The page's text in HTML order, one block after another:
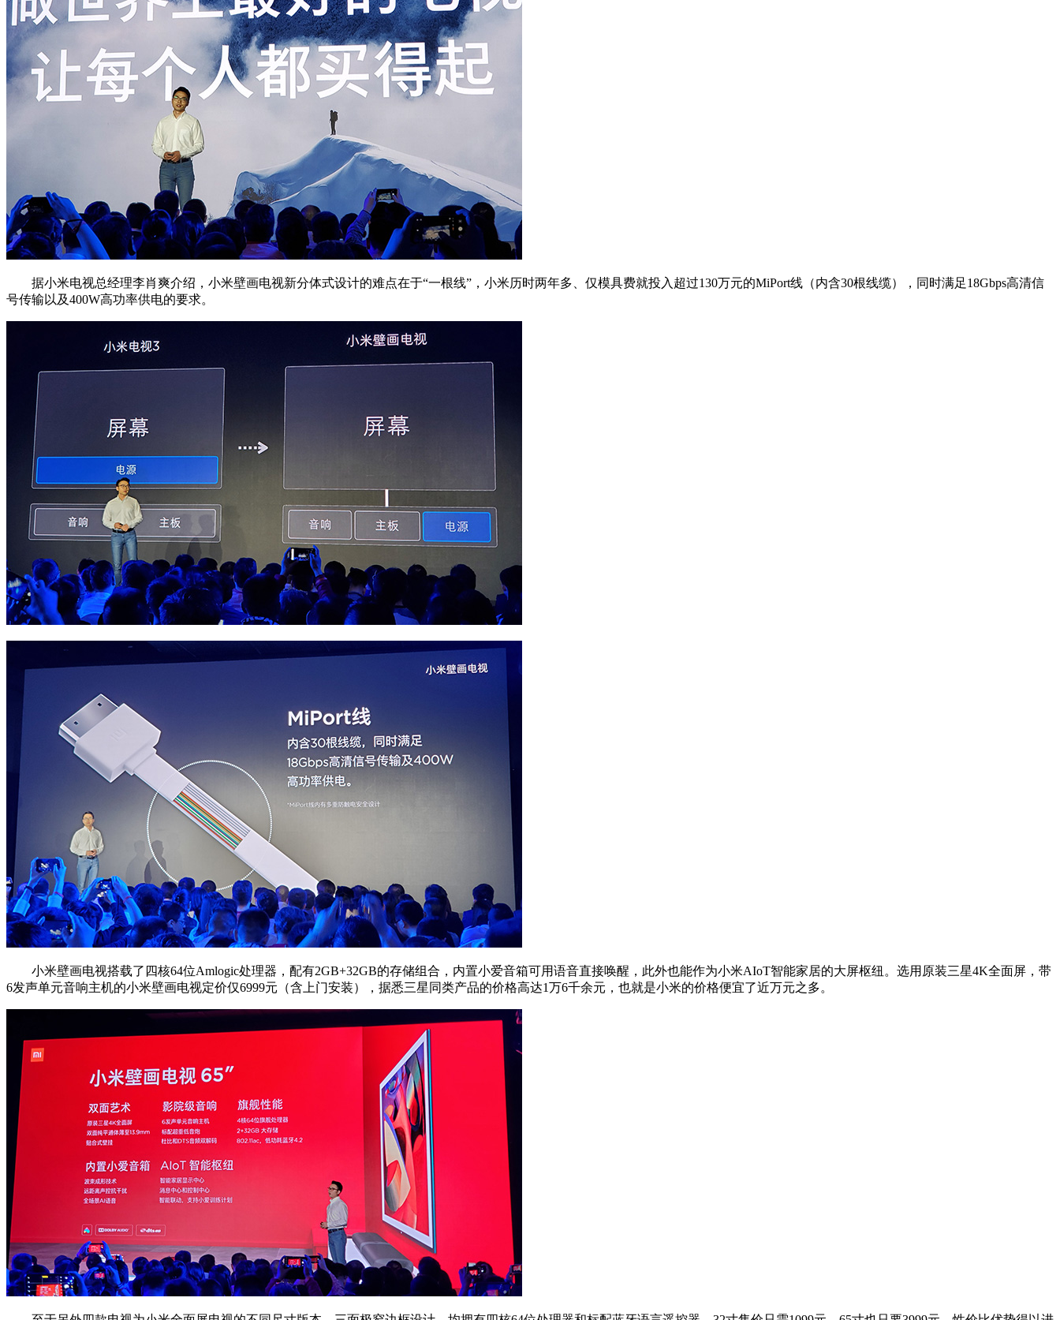
据小米电视总经理李肖爽介绍，小米壁画电视新分体式设计的难点在于“一根线”，小米历时两年多、仅模具费就投入超过130万元的MiPort线（内含30根线缆），同时满足18Gbps高清信
号传输以及400W高功率供电的要求。
小米壁画电视搭载了四核64位Amlogic处理器，配有2GB+32GB的存储组合，内置小爱音箱可用语音直接唤醒，此外也能作为小米AIoT智能家居的大屏枢纽。选用原装三星4K全面屏，带
6发声单元音响主机的小米壁画电视定价仅6999元（含上门安装），据悉三星同类产品的价格高达1万6千余元，也就是小米的价格便宜了近万元之多。